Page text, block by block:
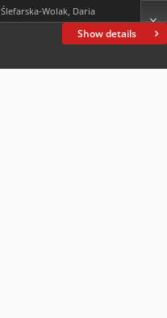
Show details
Ślefarska-Wolak, Daria